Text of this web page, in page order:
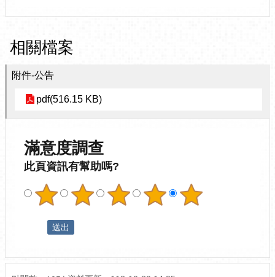
相關檔案
附件-公告
pdf(516.15 KB)
滿意度調查
此頁資訊有幫助嗎?